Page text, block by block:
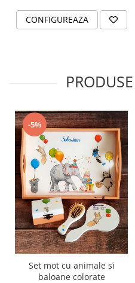
CONFIGUREAZA
-5%
Set mot cu animale si
baloane colorate